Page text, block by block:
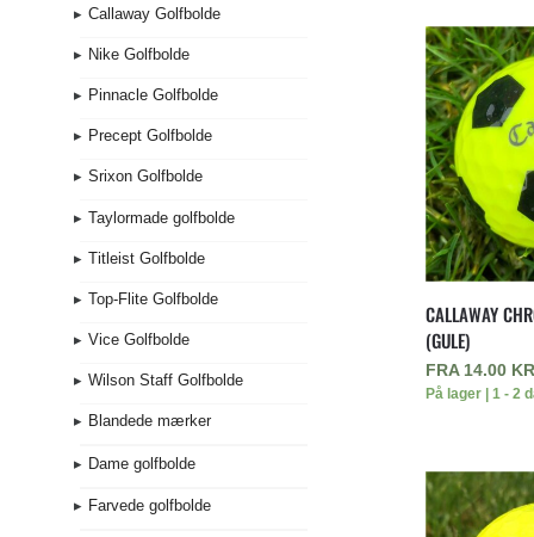
CALLAWAY
(GULE)
FRA 14.00
På lager | 1 - 2
Callaway Golfbolde
Nike Golfbolde
Pinnacle Golfbolde
Precept Golfbolde
Srixon Golfbolde
Taylormade golfbolde
Titleist Golfbolde
Top-Flite Golfbolde
Vice Golfbolde
Wilson Staff Golfbolde
Blandede mærker
Dame golfbolde
Farvede golfbolde